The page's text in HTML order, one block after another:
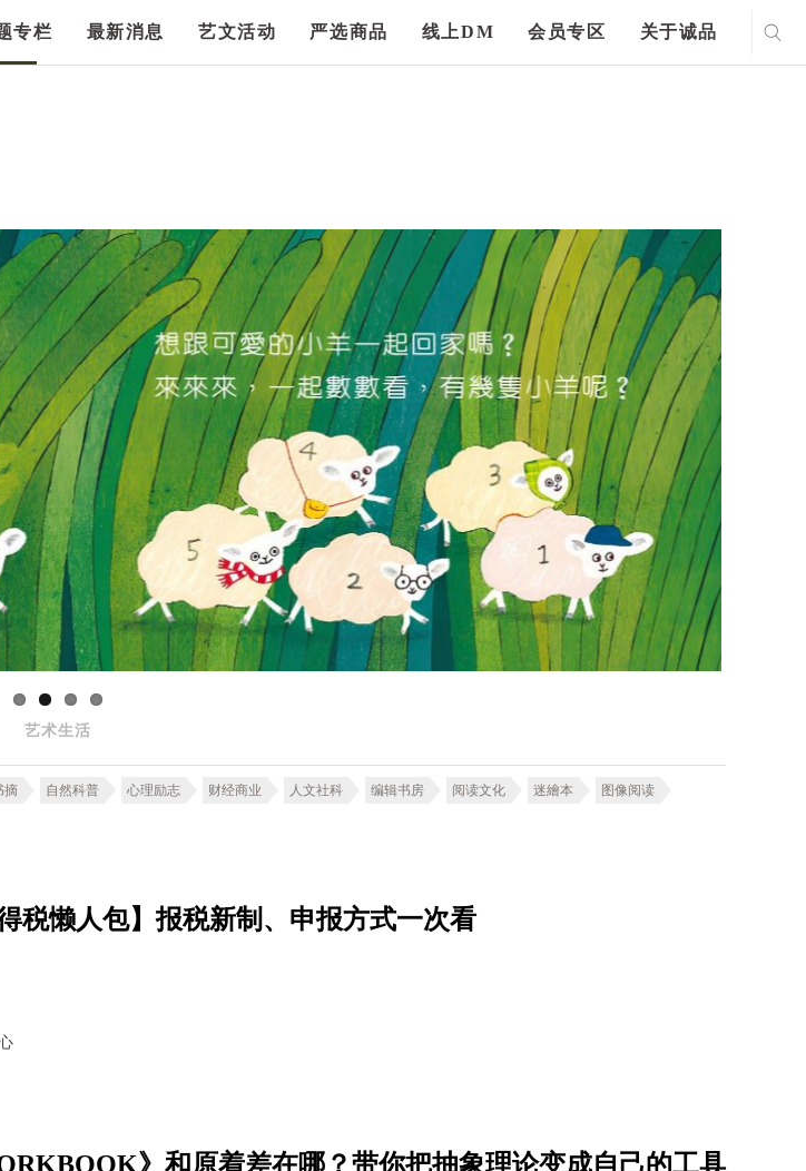
专栏 最新消息 艺文活动 严选商品 线上DM 会员专区 关于诚品
艺术生活
摘 自然科普 心理励志 财经商业 人文社科 编辑书房 阅读文化 迷繪本 图像阅读
得税懒人包】报税新制、申报方式一次看
》和原着差在哪？带你把抽象理论变成自己的工具